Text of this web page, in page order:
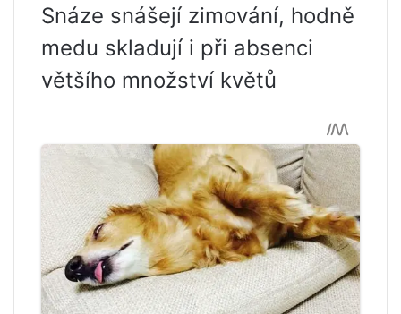
Snáze snášejí zimování, hodně
medu skladují i ​​při absenci
většího množství květů